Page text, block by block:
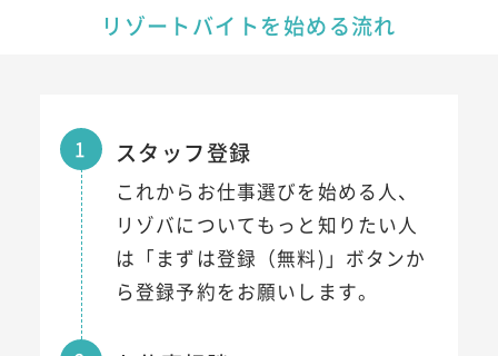
リゾートバイトを始める流れ
1 スタッフ登録
これからお仕事選びを始める人、
リゾバについてもっと知りたい人
は「まずは登録（無料)」ボタンか
ら登録予約をお願いします。